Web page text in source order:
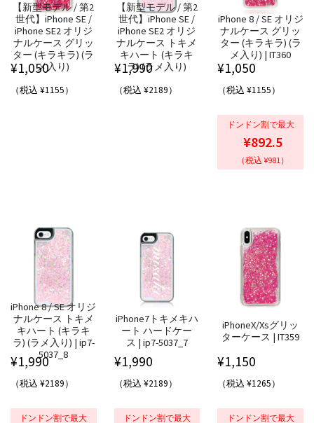
【新型モデル / 第2
世代】iPhone SE /
iPhone SE2 オリジ
ナルケース グリッ
ター (キラキラ) (ラ
メ入り)
¥1,050
（税込 ¥1155）
【新型モデル / 第2
世代】iPhone SE /
iPhone SE2 オリジ
ナルケース トキメ
キハート (キラキ
ラ) (ラメ入り)
¥1,990
（税込 ¥2189）
iPhone 8 / SE オリジ
ナルケース グリッ
ター (キラキラ) (ラ
メ入り) | IT360
¥1,050
（税込 ¥1155）
ドンドン割で最大
¥892.5
（税込 ¥981）
iPhone 8 / SE オリジ
ナルケース トキメ
キハート (キラキ
ラ) (ラメ入り) | ip7-
5037_8
¥1,990
（税込 ¥2189）
ドンドン割で最大
iPhone7トキメキハ
ート ハードケー
ス | ip7-5037_7
¥1,990
（税込 ¥2189）
ドンドン割で最大
iPhoneX/Xsグリッ
ターケース | IT359
¥1,150
（税込 ¥1265）
ドンドン割で最大